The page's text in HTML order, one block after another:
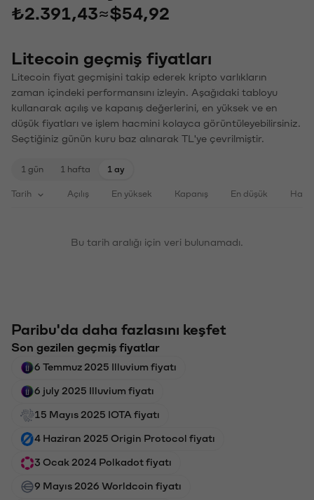
₺2.391,43≈$54,92
Litecoin geçmiş fiyatları
Litecoin fiyat geçmişini takip ederek kripto varlıkların
zaman içindeki performansını izleyin. Aşağıdaki tabloyu
kullanarak açılış ve kapanış değerlerini, en yüksek ve en
düşük fiyatları ve işlem hacmini kolayca görüntüleyebilirsiniz.
Seçtiğiniz günün kuru baz alınarak TL'ye çevrilmiştir.
1 gün 1 hafta 1 ay
Tarih Açılış En yüksek Kapanış En düşük
Bu tarih aralığı için veri bulunamadı.
Paribu'da daha fazlasını keşfet
Son gezilen geçmiş fiyatlar
6 Temmuz 2025 Illuvium fiyatı
6 july 2025 Illuvium fiyatı
15 Mayıs 2025 IOTA fiyatı
4 Haziran 2025 Origin Protocol fiyatı
3 Ocak 2024 Polkadot fiyatı
9 Mayıs 2026 Worldcoin fiyatı